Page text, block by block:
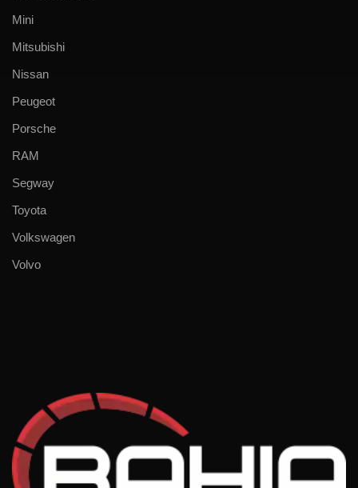
Mini
Mitsubishi
Nissan
Peugeot
Porsche
RAM
Segway
Toyota
Volkswagen
Volvo